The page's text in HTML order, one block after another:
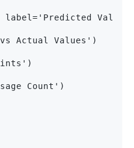
Actual Values')
Count')